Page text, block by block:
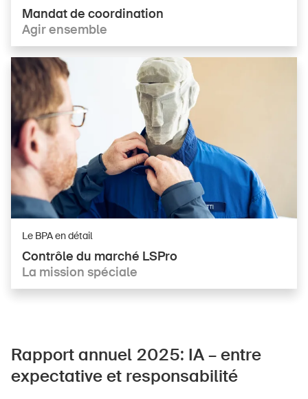
Mandat de coordination
Agir ensemble
Contrôle du marché LSPro
La mission spéciale
Le BPA en détail
Rapport annuel 2025: IA – entre
expectative et responsabilité